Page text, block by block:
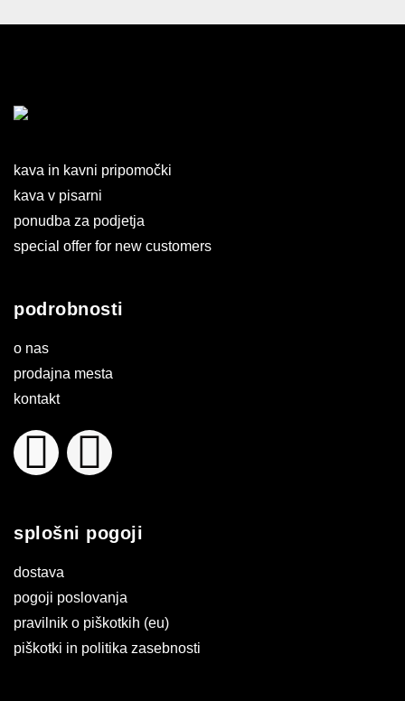
kava in kavni pripomočki
kava v pisarni
ponudba za podjetja
special offer for new customers
podrobnosti
o nas
prodajna mesta
kontakt
splošni pogoji
dostava
pogoji poslovanja
pravilnik o piškotkih (eu)
piškotki in politika zasebnosti